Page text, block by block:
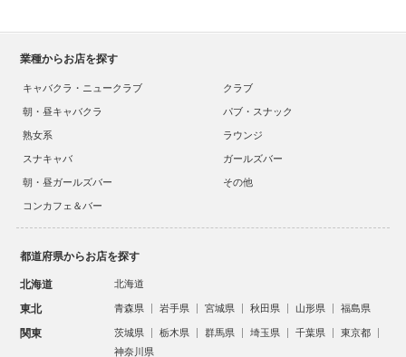
業種からお店を探す
キャバクラ・ニュークラブ
クラブ
朝・昼キャバクラ
パブ・スナック
熟女系
ラウンジ
スナキャバ
ガールズバー
朝・昼ガールズバー
その他
コンカフェ＆バー
都道府県からお店を探す
北海道 北海道
東北 青森県 岩手県 宮城県 秋田県 山形県 福島県
関東 茨城県 栃木県 群馬県 埼玉県 千葉県
東京都
神奈川県